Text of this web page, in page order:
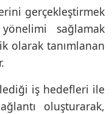
gerçekleştirmek
sağlamak
olarak tanımlanan
iş hedefleri ile
oluşturarak,